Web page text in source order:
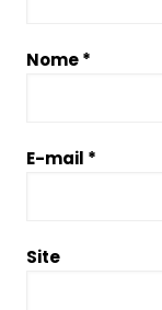
Nome*
E-mail *
Site